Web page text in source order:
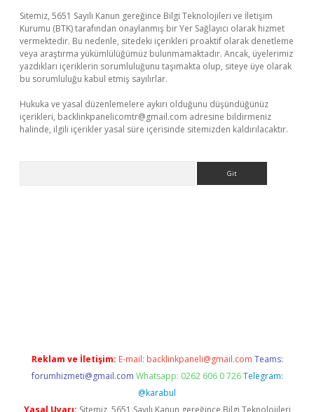
Sitemiz, 5651 Sayılı Kanun gereğince Bilgi Teknolojileri ve İletişim
Kurumu (BTK) tarafından onaylanmış bir Yer Sağlayıcı olarak hizmet
vermektedir. Bu nedenle, sitedeki içerikleri proaktif olarak denetleme
veya araştırma yükümlülüğümüz bulunmamaktadır. Ancak, üyelerimiz
yazdıkları içeriklerin sorumluluğunu taşımakta olup, siteye üye olarak
bu sorumluluğu kabul etmiş sayılırlar.
Hukuka ve yasal düzenlemelere aykırı olduğunu düşündüğünüz
içerikleri, backlinkpanelicomtr@gmail.com adresine bildirmeniz
halinde, ilgili içerikler yasal süre içerisinde sitemizden kaldırılacaktır.
Reklam ve İletişim: E-mail: backlinkpaneli@gmail.com Teams:
forumhizmeti@gmail.com Whatsapp: 0262 606 0 726 Telegram:
@karabul
Yasal Uyarı: Sitemiz, 5651 Sayılı Kanun gereğince Bilgi Teknolojileri